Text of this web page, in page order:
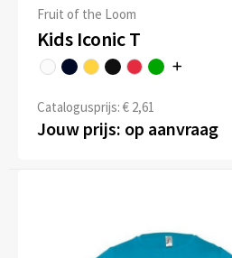
Fruit of the Loom
Kids Iconic T
Catalogusprijs: € 2,61
Jouw prijs: op aanvraag